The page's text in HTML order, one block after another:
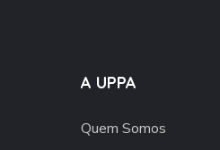
A UPPA
Quem Somos